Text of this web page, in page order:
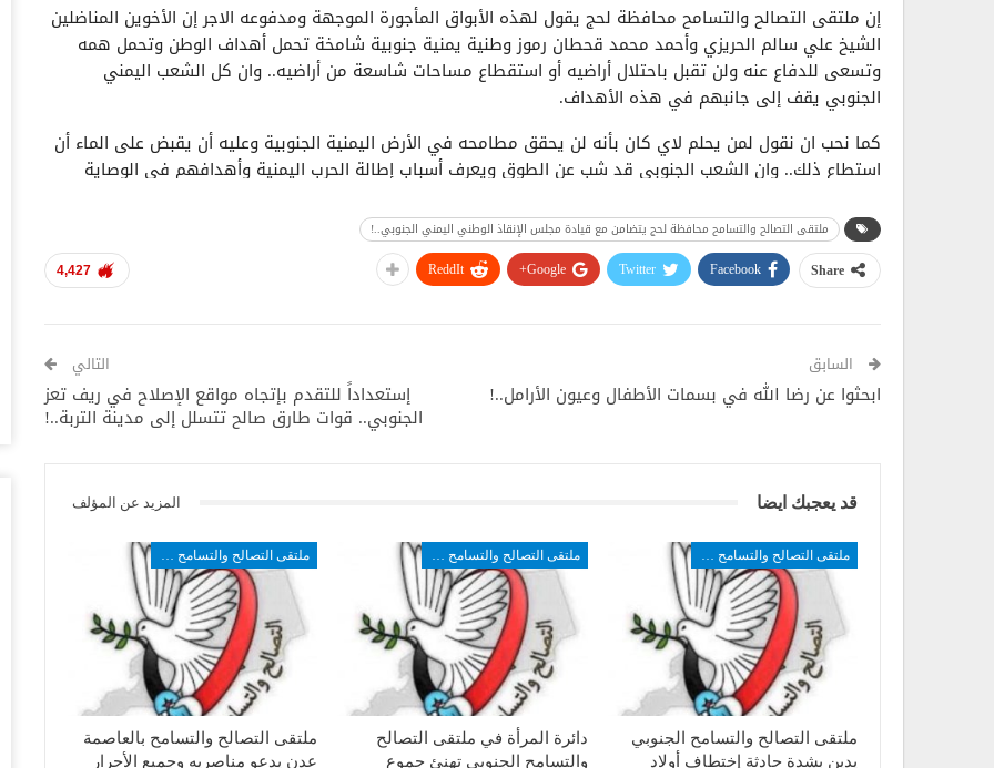
إن ملتقى التصالح والتسامح محافظة لحج يقول لهذه الأبواق المأجورة الموجهة ومدفوعه الاجر إن الأخوين المناضلين
الشيخ علي سالم الحريزي وأحمد محمد قحطان رموز وطنية يمنية جنوبية شامخة تحمل أهداف الوطن وتحمل همه
وتسعى للدفاع عنه ولن تقبل باحتلال أراضيه أو استقطاع مساحات شاسعة من أراضيه.. وان كل الشعب اليمني
الجنوبي يقف إلى جانبهم في هذه الأهداف.
كما نحب ان نقول لمن يحلم لاي كان بأنه لن يحقق مطامحه في الأرض اليمنية الجنوبية وعليه أن يقبض على الماء أن
استطاع ذلك.. وان الشعب الجنوبي قد شب عن الطوق ويعرف أسباب إطالة الحرب اليمنية وأهدافهم في الوصاية
ملتقى التصالح والتسامح لحج
الخميس 2 ديسمبر2021
ملتقى التصالح والتسامح محافظة لحج يتضامن مع قيادة مجلس الإنقاذ الوطني اليمني الجنوبي..!
4,427 Share
Facebook
Twitter
Google+
ReddIt
السابق
ابحثوا عن رضا الله في بسمات الأطفال وعيون الأرامل..!
التالي
إستعداداً للتقدم بإتجاه مواقع الإصلاح في ريف تعز
الجنوبي.. قوات طارق صالح تتسلل إلى مدينة التربة..!
قد يعجبك ايضا المزيد عن المؤلف
ملتقى التصالح والتسامح الجنوبي
يدين بشدة حادثة إختطاف أولاد
دائرة المرأة في ملتقى التصالح
والتسامح الجنوبي تهنئ جموع
ملتقى التصالح والتسامح بالعاصمة
عدن يدعو مناصريه وجميع الأحرار
وبيع